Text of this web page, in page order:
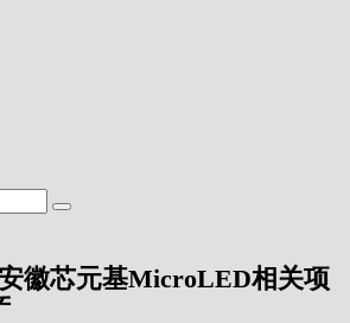
徽芯元基MicroLED相关项